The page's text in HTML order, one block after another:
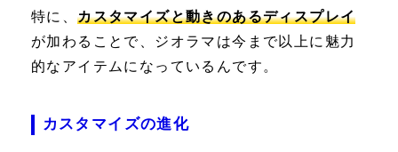
特に、カスタマイズと動きのあるディスプレイ
が加わることで、ジオラマは今まで以上に魅力
的なアイテムになっているんです。
カスタマイズの進化